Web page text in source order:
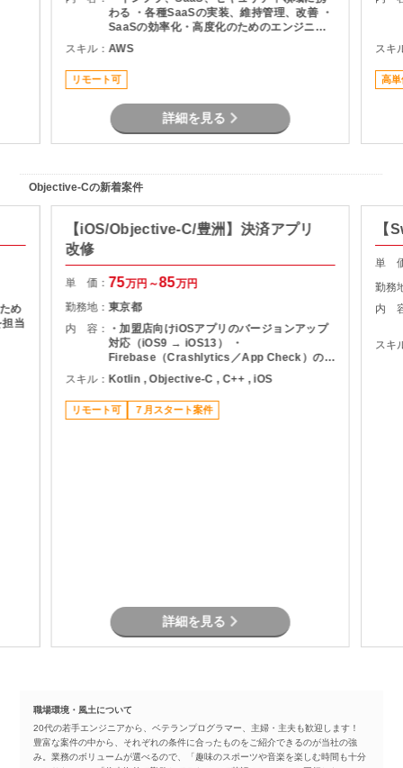
わる ・各種SaaSの実装、維持管理、改善 ・
SaaSの効率化・高度化のためのエンジニア
リング ・SaaSのシステム課題・障害に対す
る対策の計画と実装 ・社内NWやオンプレサ
ーバの運用保守 ・拠点のネットワーク配備担
当
スキル：AWS
リモート可
詳細を見る
スキ
高単
Objective-Cの新着案件
め
当
【iOS/Objective-C/豊洲】決済アプリ
改修
単 価： 75万円～85万円
勤務地：東京都
内 容：
・加盟店向けiOSアプリのバージョンアップ
対応（iOS9 → iOS13） ・
Firebase（Crashlytics／App Check）の導
入対応 ・設計／実装／テスト対応 など
スキル： Kotlin , Objective-C , C++ , iOS
リモート可 ７月スタート案件
詳細を見る
【
単
勤務
内
スキ
職場環境・風土について
20代の若手エンジニアから、ベテランプログラマー、主婦・主夫も歓迎します！
豊富な案件の中から、それぞれの条件に合ったものをご紹介できるのが当社の強
み。業務のボリュームが選べるので、「趣味のスポーツや音楽を楽しむ時間も十分